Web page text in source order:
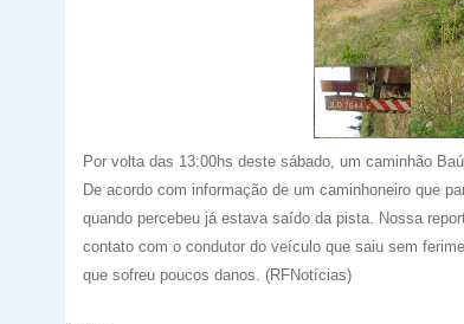
Por volta das 13:00hs deste sábado, um caminhão
De acordo com informação de um caminhoneiro que
quando percebeu já estava saído da pista. Nossa
contato com o condutor do veículo que saiu sem
que sofreu poucos danos. (RFNotícias)